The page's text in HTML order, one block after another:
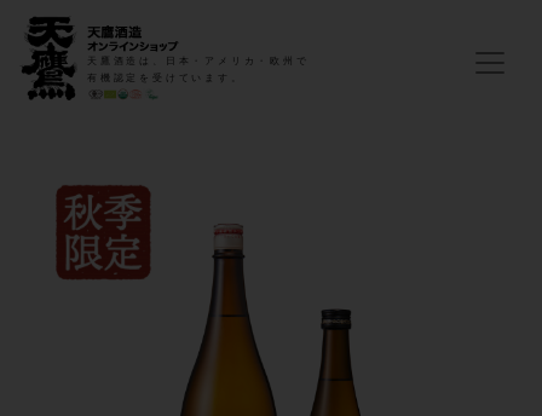
天鷹酒造は、日本・アメリカ・欧州で
有機認定を受けています。